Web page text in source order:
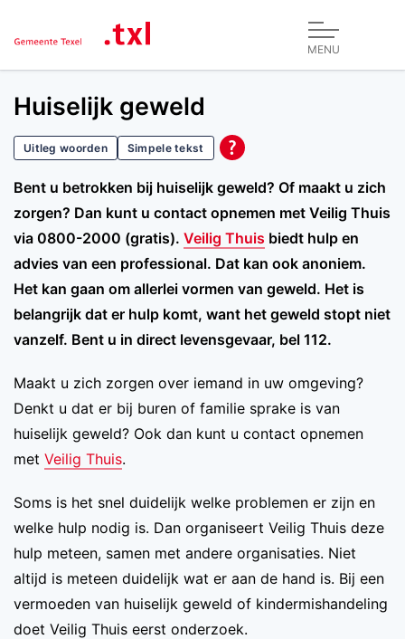
MENU
Huiselijk geweld
Uitleg woorden Simpele tekst
Bent u betrokken bij huiselijk geweld? Of maakt u zich
zorgen? Dan kunt u contact opnemen met Veilig Thuis
via 0800-2000 (gratis). Veilig Thuis biedt hulp en
advies van een professional. Dat kan ook anoniem.
Het kan gaan om allerlei vormen van geweld. Het is
belangrijk dat er hulp komt, want het geweld stopt niet
vanzelf. Bent u in direct levensgevaar, bel 112.
Maakt u zich zorgen over iemand in uw omgeving?
Denkt u dat er bij buren of familie sprake is van
huiselijk geweld? Ook dan kunt u contact opnemen
met Veilig Thuis.
Soms is het snel duidelijk welke problemen er zijn en
welke hulp nodig is. Dan organiseert Veilig Thuis deze
hulp meteen, samen met andere organisaties. Niet
altijd is meteen duidelijk wat er aan de hand is. Bij een
vermoeden van huiselijk geweld of kindermishandeling
doet Veilig Thuis eerst onderzoek.